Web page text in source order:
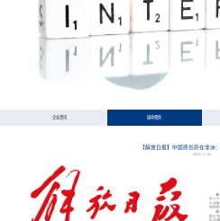
企业资讯 媒体聚焦
【解放日报】中国原创药在非洲
2023-11-02